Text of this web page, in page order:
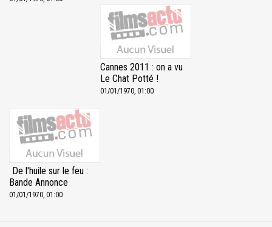
Cannes 2011 : on a vu
Le Chat Potté !
01/01/1970, 01:00
De l'huile sur le feu :
Bande Annonce
01/01/1970, 01:00